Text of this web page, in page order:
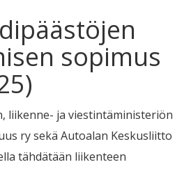
sopimus
liikenne- ja viestintäministeriön
ry sekä Autoalan Keskusliitto
tähdätään liikenteen